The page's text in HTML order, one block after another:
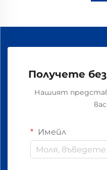
Получете
Нашият
Имейл